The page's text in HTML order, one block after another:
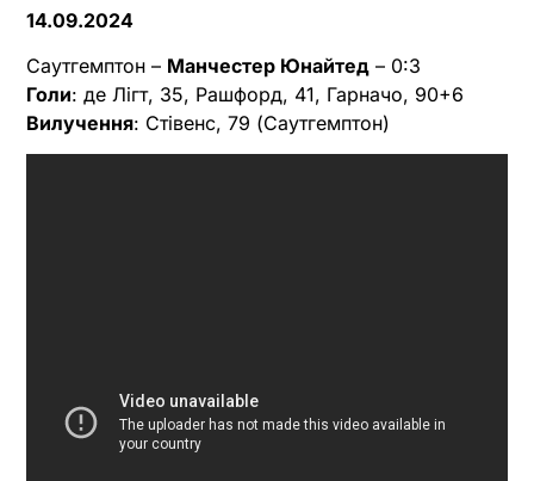
14.09.2024
Саутгемптон – Манчестер Юнайтед – 0:3
Голи: де Лігт, 35, Рашфорд, 41, Гарначо, 90+6
Вилучення: Стівенс, 79 (Саутгемптон)